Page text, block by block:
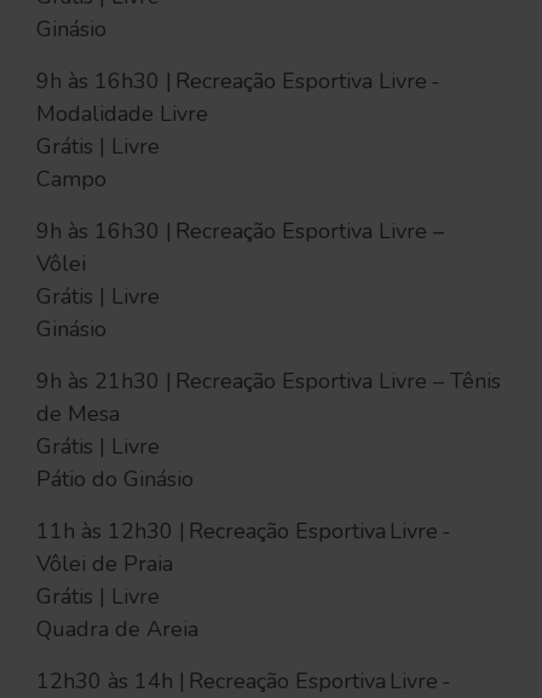
Ginásio
9h às 16h30 | Recreação Esportiva Livre -
Modalidade Livre
Grátis | Livre
Campo
9h às 16h30 | Recreação Esportiva Livre –
Vôlei
Grátis | Livre
Ginásio
9h às 21h30 | Recreação Esportiva Livre – Tênis
de Mesa
Grátis | Livre
Pátio do Ginásio
11h às 12h30 | Recreação Esportiva Livre -
Vôlei de Praia
Grátis | Livre
Quadra de Areia
12h30 às 14h | Recreação Esportiva Livre -